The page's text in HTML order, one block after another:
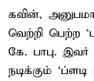
கவின்,
வெற்றி பெற்ற
கே. பாபு. இவர்
நடிக்கும்